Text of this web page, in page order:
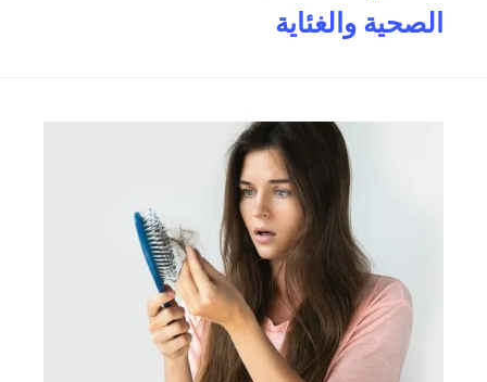
الصحية والغئاية